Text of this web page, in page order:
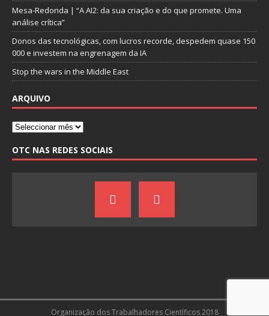
Mesa-Redonda | “A AI2: da sua criação e do que promete. Uma
análise crítica”
Donos das tecnológicas, com lucros recorde, despedem quase 150
000 e investem na engrenagem da IA
Stop the wars in the Middle East
ARQUIVO
OTC NAS REDES SOCIAIS
Organização dos Trabalhadores Científicos 2018